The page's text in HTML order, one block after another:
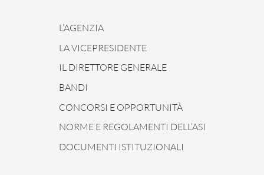
L’AGENZIA
LA VICEPRESIDENTE
IL DIRETTORE GENERALE
BANDI
CONCORSI E OPPORTUNITÀ
NORME E REGOLAMENTI DELL’ASI
DOCUMENTI ISTITUZIONALI